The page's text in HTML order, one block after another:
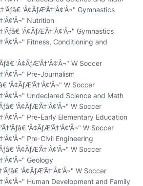
'Â¢ÃƒÆ’Ã†'Â¢'Â¬" Gymnastics
Nutrition
'Â¢ÃƒÆ’Ã†'Â¢'Â¬" Gymnastics
Fitness, Conditioning and
'Â¢ÃƒÆ’Ã†'Â¢'Â¬" W Soccer
Pre-Journalism
'Â¢ÃƒÆ’Ã†'Â¢'Â¬" W Soccer
Undeclared Science and Math
'Â¢ÃƒÆ’Ã†'Â¢'Â¬" W Soccer
Pre-Early Elementary Education
'Â¢ÃƒÆ’Ã†'Â¢'Â¬" W Soccer
Pre-Civil Engineering
'Â¢ÃƒÆ’Ã†'Â¢'Â¬" W Soccer
Geology
'Â¢ÃƒÆ’Ã†'Â¢'Â¬" W Soccer
Human Development and Family